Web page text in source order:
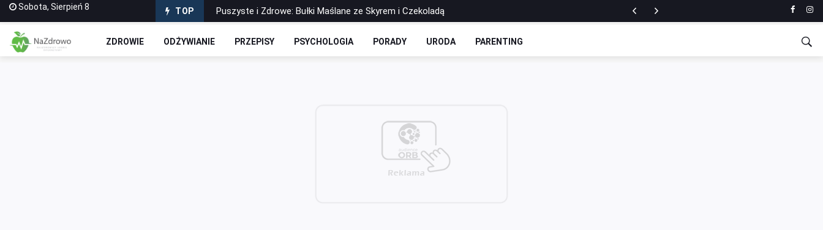
Sobota, Sierpień 8 TOP
Puszyste i Zdrowe: Bułki Maślane ze Skyrem i Czekoladą
ZDROWIE ODŻYWIANIE PRZEPISY PSYCHOLOGIA PORADY URODA PARENTING